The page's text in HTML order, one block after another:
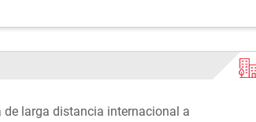
larga distancia internacional a